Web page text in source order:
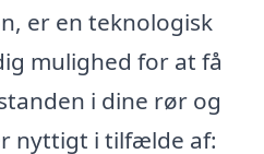
er en teknologisk
mulighed for at få
i dine rør og
nyttigt i tilfælde af: